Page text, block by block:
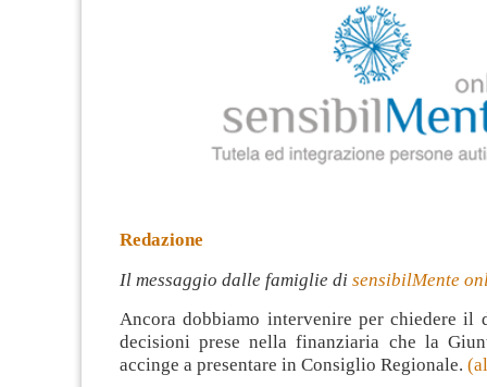
Redazione
Il messaggio dalle famiglie di sensibilMente
Ancora dobbiamo intervenire per chiedere il
decisioni prese nella finanziaria che la
accinge a presentare in Consiglio Regionale.